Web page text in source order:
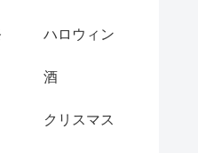
ハロウィン
酒
クリスマス